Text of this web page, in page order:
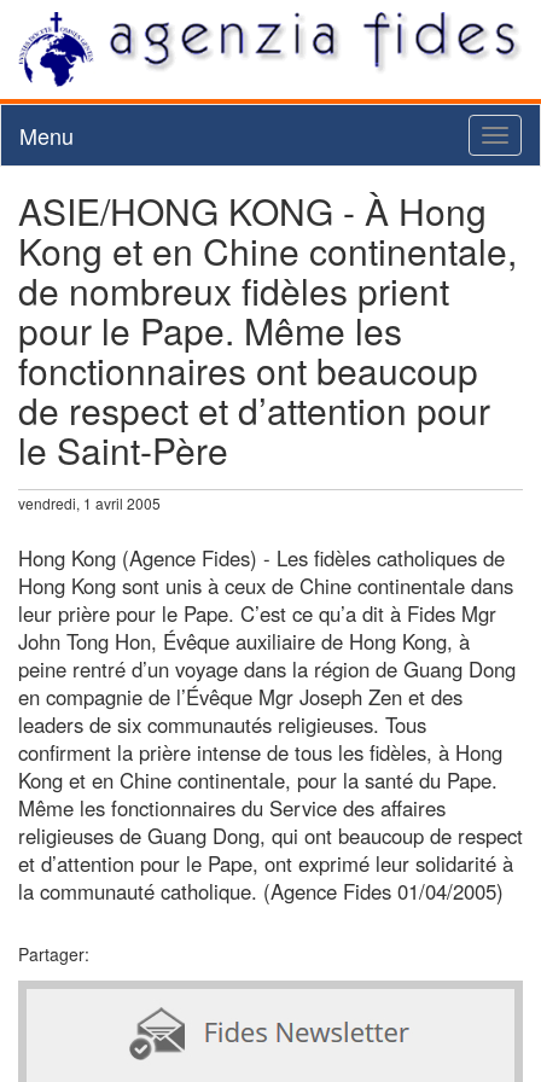
Menu
ASIE/HONG KONG - À Hong
Kong et en Chine continentale,
de nombreux fidèles prient
pour le Pape. Même les
fonctionnaires ont beaucoup
de respect et d’attention pour
le Saint-Père
vendredi, 1 avril 2005
Hong Kong (Agence Fides) - Les fidèles catholiques de
Hong Kong sont unis à ceux de Chine continentale dans
leur prière pour le Pape. C’est ce qu’a dit à Fides Mgr
John Tong Hon, Évêque auxiliaire de Hong Kong, à
peine rentré d’un voyage dans la région de Guang Dong
en compagnie de l’Évêque Mgr Joseph Zen et des
leaders de six communautés religieuses. Tous
confirment la prière intense de tous les fidèles, à Hong
Kong et en Chine continentale, pour la santé du Pape.
Même les fonctionnaires du Service des affaires
religieuses de Guang Dong, qui ont beaucoup de respect
et d’attention pour le Pape, ont exprimé leur solidarité à
la communauté catholique. (Agence Fides 01/04/2005)
Partager: